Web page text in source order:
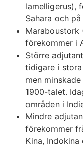
lamelligerus),
Sahara och
Maraboustork
förekommer i
Större
tidigare i
men
1900-talet.
områden i
Mindre
förekommer
Kina, Indokina